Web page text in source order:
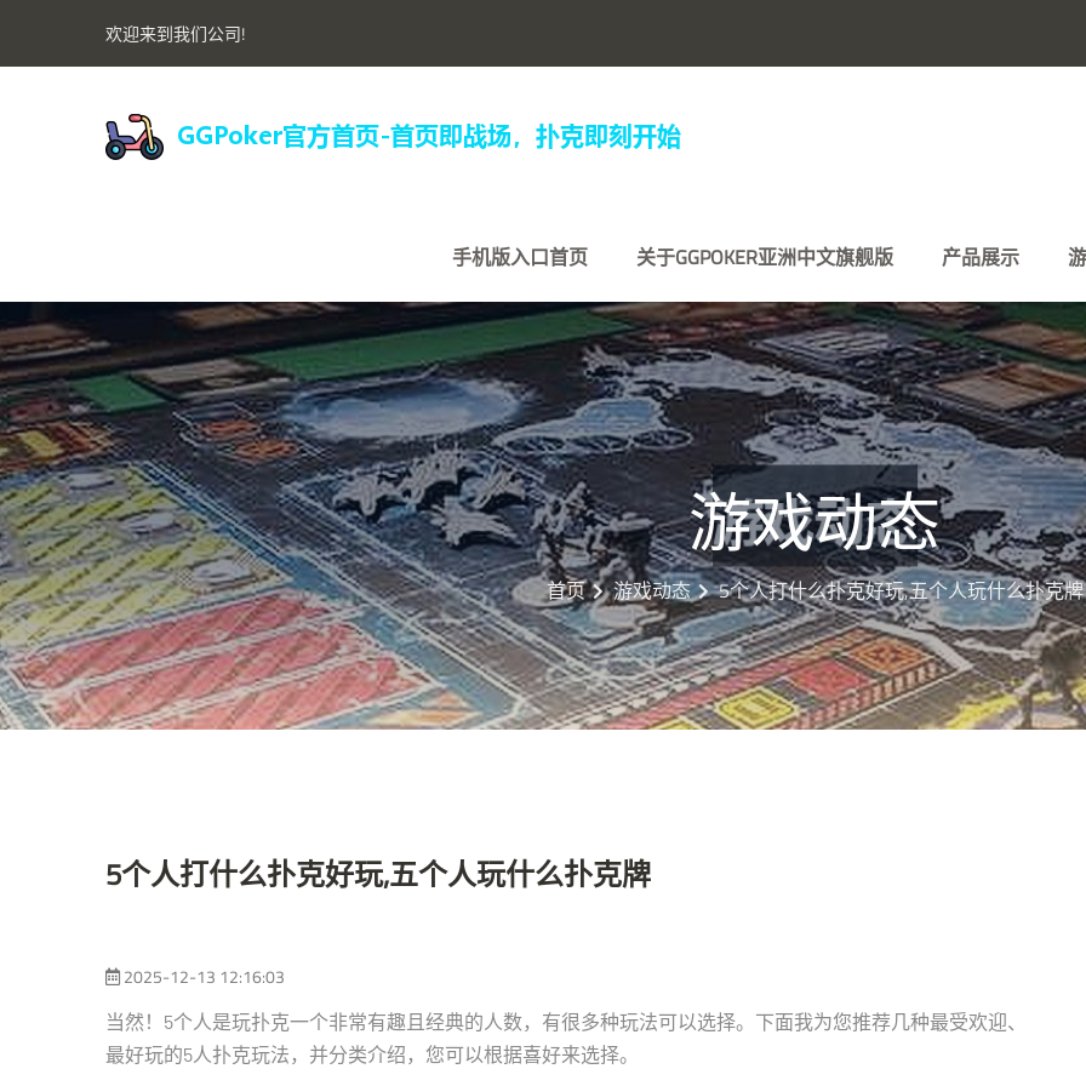
欢迎来到我们公司!
手机版入口首页 关于GGPOKER亚洲中文旗舰版 产品展示
游戏动态
首页 游戏动态 5个人打什么扑克好玩,五个人玩什么扑克牌
5个人打什么扑克好玩,五个人玩什么扑克牌
2025-12-13 12:16:03
当然！5个人是玩扑克一个非常有趣且经典的人数，有很多种玩法可以选择。下面我为您推荐几种最受欢迎、
最好玩的5人扑克玩法，并分类介绍，您可以根据喜好来选择。